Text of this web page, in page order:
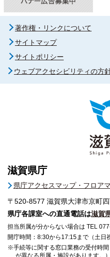
著作権・リンクについて
サイトマップ
サイトポリシー
ウェブアクセシビリティの方
滋賀県庁
県庁アクセスマップ・フロア
〒520-8577 滋賀県大津市京町
県庁各課室への直通電話は滋賀
担当所属が分からない場合は TEL
開庁時間：8:30から17:15まで（土日
※手続等に関する窓口業務の受付時
が異なる所属・施設があります。）